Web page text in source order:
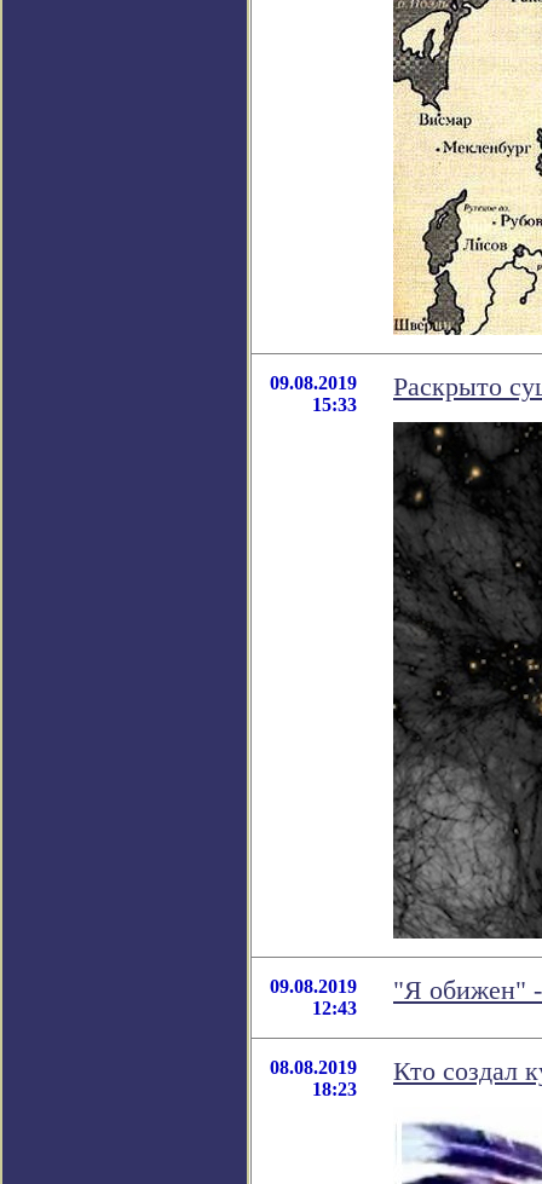
09.08.2019
15:33
Раскрыто
09.08.2019
12:43
"Я обижен" -
08.08.2019
18:23
Кто создал